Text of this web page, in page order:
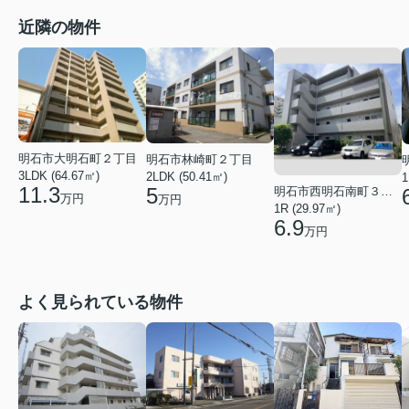
近隣の物件
明石市大明石町２丁目
3LDK (64.67㎡)
11.3万円
明石市林崎町２丁目
2LDK (50.41㎡)
5万円
明石市西明石南町３丁目
1R (29.97㎡)
6.9万円
よく見られている物件